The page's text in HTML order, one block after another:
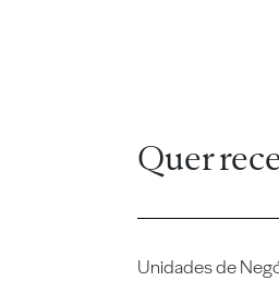
Quer
Unidades de